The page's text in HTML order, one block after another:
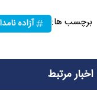
برچسب ها: آزاده
اخبار مرتبط